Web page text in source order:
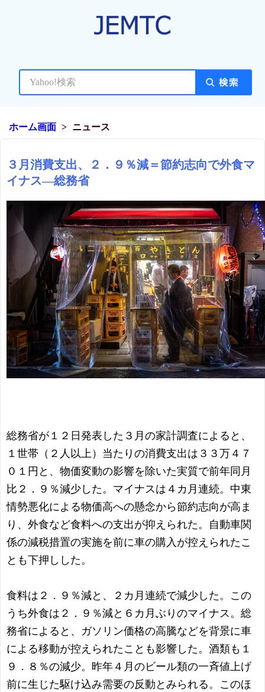
ホーム画面 ニュース
３月消費支出、２．９％減＝節約志向で外食マ
イナス―総務省
総務省が１２日発表した３月の家計調査によると、
１世帯（２人以上）当たりの消費支出は３３万４７
０１円と、物価変動の影響を除いた実質で前年同月
比２．９％減少した。マイナスは４カ月連続。中東
情勢悪化による物価高への懸念から節約志向が高ま
り、外食など食料への支出が抑えられた。自動車関
係の減税措置の実施を前に車の購入が控えられたこ
とも下押しした。
食料は２．９％減と、２カ月連続で減少した。この
うち外食は２．９％減と６カ月ぶりのマイナス。総
務省によると、ガソリン価格の高騰などを背景に車
による移動が控えられたことも影響した。酒類も１
９．８％の減少。昨年４月のビール類の一斉値上げ
前に生じた駆け込み需要の反動とみられる。このほ